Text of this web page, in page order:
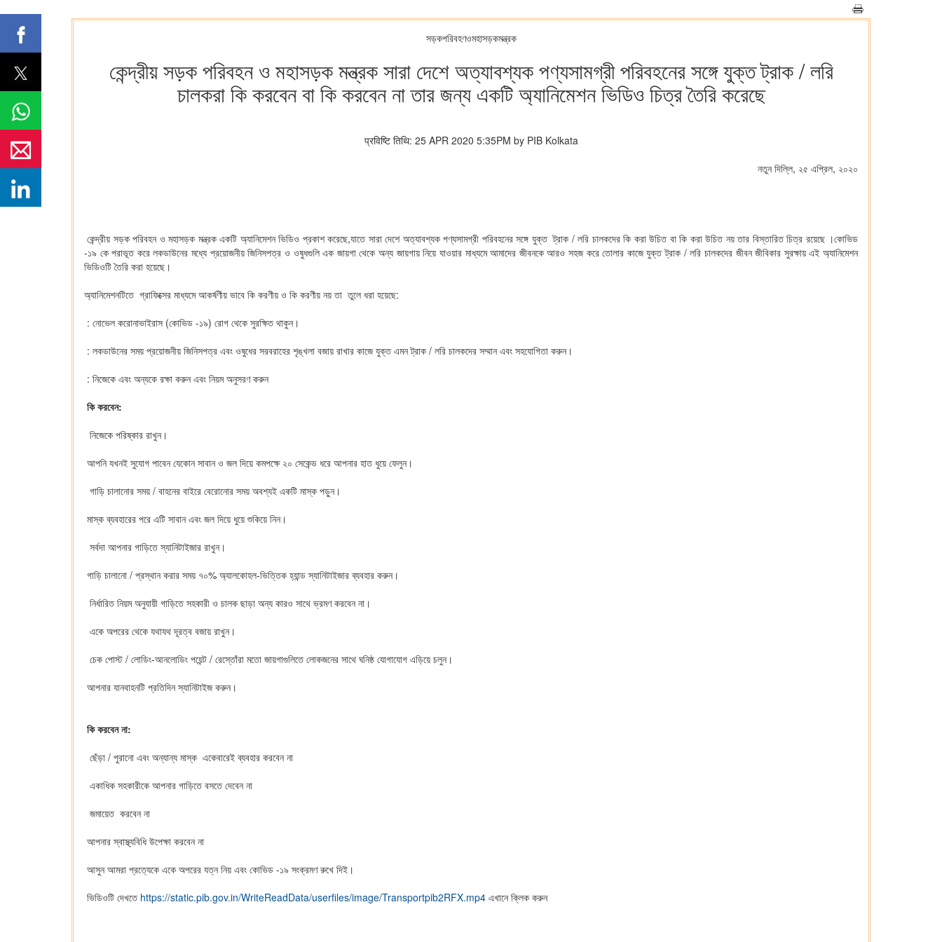
সড়কপরিবহণওমহাসড়কমন্ত্রক
কেন্দ্রীয় সড়ক পরিবহন ও মহাসড়ক মন্ত্রক সারা দেশে অত্যাবশ্যক পণ্যসামগ্রী পরিবহনের সঙ্গে যুক্ত ট্রাক / লরি
চালকরা কি করবেন বা কি করবেন না তার জন্য একটি অ্যানিমেশন ভিডিও চিত্র তৈরি করেছে
प्रविष्टि तिथि: 25 APR 2020 5:35PM by PIB Kolkata
নতুন দিল্লি, ২৫ এপ্রিল, ২০২০
কেন্দ্রীয় সড়ক পরিবহন ও মহাসড়ক মন্ত্রক একটি অ্যানিমেশন ভিডিও প্রকাশ করেছে,যাতে সারা দেশে অত্যাবশ্যক পণ্যসামগ্রী পরিবহনের সঙ্গে যুক্ত ট্রাক / লরি চালকদের কি করা উচিত বা কি করা উচিত নয় তার বিস্তারিত চিত্র রয়েছে ।কোভিড
-১৯ কে পরাভূত করে লকডাউনের মধ্যে প্রয়োজনীয় জিনিসপত্র ও ওষুধগুলি এক জায়গা থেকে অন্য জায়গায় নিয়ে যাওয়ার মাধ্যমে আমাদের জীবনকে আরও সহজ করে তোলার কাজে যুক্ত ট্রাক / লরি চালকদের জীবন জীবিকার সুরক্ষায় এই অ্যানিমেশন
ভিডিওটি তৈরি করা হয়েছে।
অ্যানিমেশনটিতে গ্রাফিক্সের মাধ্যমে আকর্ষণীয় ভাবে কি করণীয় ও কি করণীয় নয় তা তুলে ধরা হয়েছে:
: নোভেল করোনাভাইরাস (কোভিড -১৯) রোগ থেকে সুরক্ষিত থাকুন।
: লকডাউনের সময় প্রয়োজনীয় জিনিসপত্র এবং ওষুধের সরবরাহের শৃঙ্খলা বজায় রাখার কাজে যুক্ত এমন ট্রাক / লরি চালকদের সম্মান এবং সহযোগিতা করুন।
: নিজেকে এবং অন্যকে রক্ষা করুন এবং নিয়ম অনুসরণ করুন
কি করবেন:
নিজেকে পরিষ্কার রাখুন।
আপনি যখনই সুযোগ পাবেন যেকোন সাবান ও জল দিয়ে কমপক্ষে ২০ সেকেন্ড ধরে আপনার হাত ধুয়ে ফেলুন।
গাড়ি চালানোর সময় / বাহনের বাইরে বেরোনোর ​​সময় অবশ্যই একটি মাস্ক পড়ুন।
মাস্ক ব্যবহারের পরে এটি সাবান এবং জল দিয়ে ধুয়ে শুকিয়ে নিন।
সর্বদা আপনার গাড়িতে স্যানিটাইজার রাখুন।
গাড়ি চালানো / প্রস্থান করার সময় ৭০% অ্যালকোহল-ভিত্তিক হ্যান্ড স্যানিটাইজার ব্যবহার করুন।
নির্ধারিত নিয়ম অনুযায়ী গাড়িতে সহকারী ও চালক ছাড়া অন্য কারও সাথে ভ্রমণ করবেন না।
একে অপরের থেকে যথাযথ দূরত্ব বজায় রাখুন।
চেক পোস্ট / লোডিং-আনলোডিং পয়েন্ট / রেস্তোঁরা মতো জায়গাগুলিতে লোকজনের সাথে ঘনিষ্ঠ যোগাযোগ এড়িয়ে চলুন।
আপনার যানবাহনটি প্রতিদিন স্যানিটাইজ করুন।
কি করবেন না:
ছেঁড়া / পুরানো এবং অন্যান্য মাস্ক একেবারেই ব্যবহার করবেন না
একাধিক সহকারীকে আপনার গাড়িতে বসতে দেবেন না
জমায়েত করবেন না
আপনার স্বাস্থ্যবিধি উপেক্ষা করবেন না
আসুন আমরা প্রত্যেকে একে অপরের যত্ন নিয় এবং কোভিড -১৯ সংক্রমণ রুখে দিই।
ভিডিওটি দেখতে https://static.pib.gov.in/WriteReadData/userfiles/image/Transportpib2RFX.mp4 এখানে ক্লিক করুন